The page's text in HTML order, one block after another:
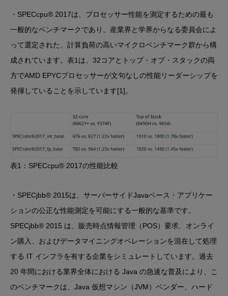
・SPECcpu® 2017は、プロセッサー性能を測定するための最も
一般的なベンチマークであり、産業界と学界からなる委員会によ
って選定された、計算負荷の高いマイクロベンチマーク群から構
成されています。表1は、32コアとトップ・オブ・スタックの両
方でAMD EPYCプロセッサーが文句なしの性能リーダーシップを
発揮していることを示しています[1]。
表1：SPECcpu® 2017の性能比較
・SPECjbb® 2015は、サーバーサイドJavaベース・アプリケー
ションの公正な性能測定を可能にする一般的な基準です。
SPECjbb® 2015 は、販売時点情報管理（POS）要求、オンライ
ン購入、およびデータマイニングオペレーションを混在して処理
する IT インフラを有する企業をシミュレートしています。過去
20 年間における業界全体における Java の急速な普及により、こ
のベンチマークは、Java 仮想マシン（JVM）ベンダー、ハード